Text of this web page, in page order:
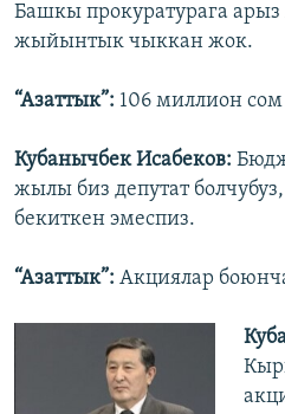
Башкы прокуратурага
жыйынтык чыккан жок.
“Азаттык”: 106 миллион
Кубанычбек Исабеков:
жылы биз депутат
бекиткен эмеспиз.
“Азаттык”: Акциялар